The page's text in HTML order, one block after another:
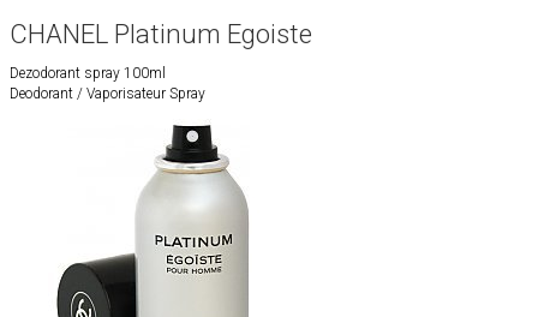
CHANEL Platinum Egoiste
Dezodorant spray 100ml
Deodorant / Vaporisateur Spray